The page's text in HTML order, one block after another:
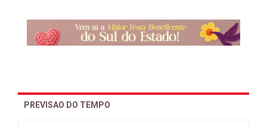
PREVISAO DO TEMPO